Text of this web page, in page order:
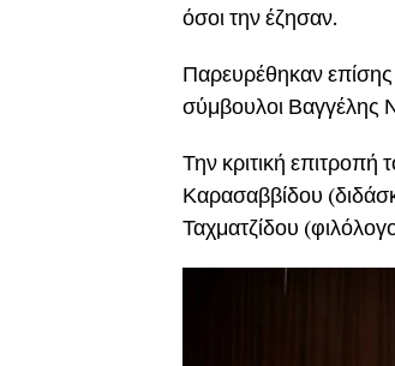
όσοι την έζησαν.
Παρευρέθηκαν επίσης
σύμβουλοι Βαγγέλης
Την κριτική
Καρασαββίδου
Ταχματζίδου